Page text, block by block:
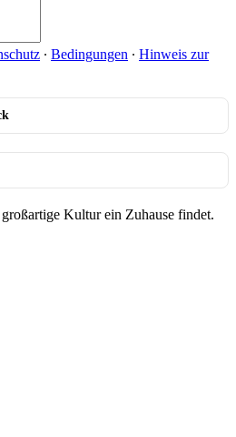
∙ Bedingungen ∙ Hinweis zur
Kultur ein Zuhause findet.